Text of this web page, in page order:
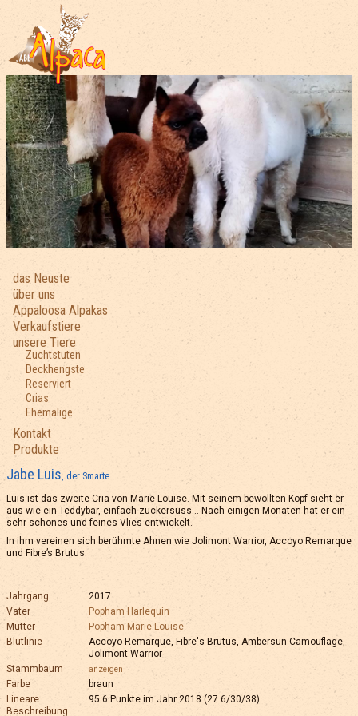
das Neuste
über uns
Appaloosa Alpakas
Verkaufstiere
unsere Tiere
Zuchtstuten
Deckhengste
Reserviert
Crias
Ehemalige
Kontakt
Produkte
Jabe Luis, der Smarte
Luis ist das zweite Cria von Marie-Louise. Mit seinem bewollten Kopf sieht er
aus wie ein Teddybär, einfach zuckersüss… Nach einigen Monaten hat er ein
sehr schönes und feines Vlies entwickelt.
In ihm vereinen sich berühmte Ahnen wie Jolimont Warrior, Accoyo Remarque
und Fibre’s Brutus.
Jahrgang
2017
Vater
Popham Harlequin
Mutter
Popham Marie-Louise
Blutlinie
Accoyo Remarque, Fibre's Brutus, Ambersun Camouflage,
Jolimont Warrior
Stammbaum
anzeigen
Farbe
braun
Lineare
Beschreibung
95.6 Punkte im Jahr 2018 (27.6/30/38)